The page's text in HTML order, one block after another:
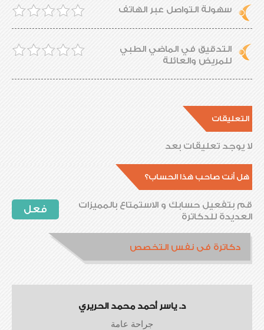
سهولة التواصل عبر الهاتف
التدقيق في الماضي الطبي
للمريض والعائلة
التعليقات
لا يوجد تعليقات بعد
هل أنت صاحب هذا الحساب؟
فعل
قم بتفعيل حسابك و الاستمتاع بالمميزات
العديدة للدكاترة
دكاترة فى نفس التخصص
د. ياسر أحمد محمد الحريري
جراحة عامة